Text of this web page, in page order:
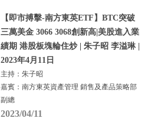
【即市搏擊-南方東英ETF】BTC突破
三萬美金 3066 3068創新高|美股進入業
績期 港股板塊輪住炒 | 朱子昭 李溢琳 |
2023年4月11日
主持：朱子昭
嘉賓：南方東英資產管理 銷售及產品策略部
副總
2023/04/11